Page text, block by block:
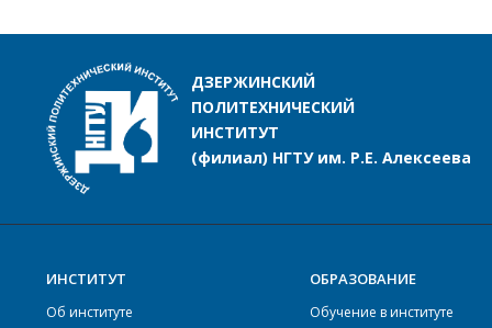
ДЗЕРЖИНСКИЙ
ПОЛИТЕХНИЧЕСКИЙ
ИНСТИТУТ
(филиал) НГТУ им. Р.Е. Алексеева
ИНСТИТУТ
Об институте
ОБРАЗОВАНИЕ
Обучение в институте